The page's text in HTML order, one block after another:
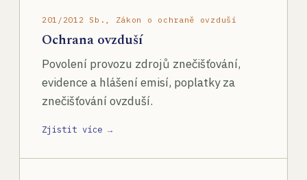
201/2012 Sb., Zákon o ochraně ovzduší
Ochrana ovzduší
Povolení provozu zdrojů znečišťování,
evidence a hlášení emisí, poplatky za
znečišťování ovzduší.
Zjistit více →